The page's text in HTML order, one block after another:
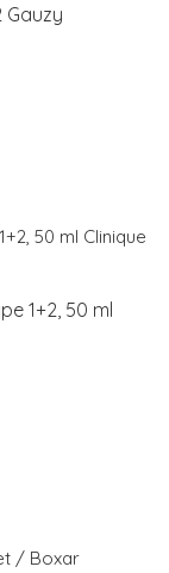
Gauzy
1+2, 50 ml